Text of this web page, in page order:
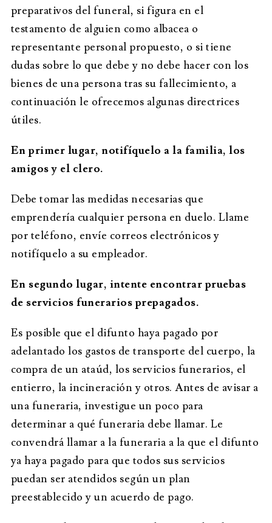
preparativos del funeral, si figura en el
testamento de alguien como albacea o
representante personal propuesto, o si tiene
dudas sobre lo que debe y no debe hacer con los
bienes de una persona tras su fallecimiento, a
continuación le ofrecemos algunas directrices
útiles.
En primer lugar, notifíquelo a la familia, los
amigos y el clero.
Debe tomar las medidas necesarias que
emprendería cualquier persona en duelo. Llame
por teléfono, envíe correos electrónicos y
notifíquelo a su empleador.
En segundo lugar, intente encontrar pruebas
de servicios funerarios prepagados.
Es posible que el difunto haya pagado por
adelantado los gastos de transporte del cuerpo, la
compra de un ataúd, los servicios funerarios, el
entierro, la incineración y otros. Antes de avisar a
una funeraria, investigue un poco para
determinar a qué funeraria debe llamar. Le
convendrá llamar a la funeraria a la que el difunto
ya haya pagado para que todos sus servicios
puedan ser atendidos según un plan
preestablecido y un acuerdo de pago.